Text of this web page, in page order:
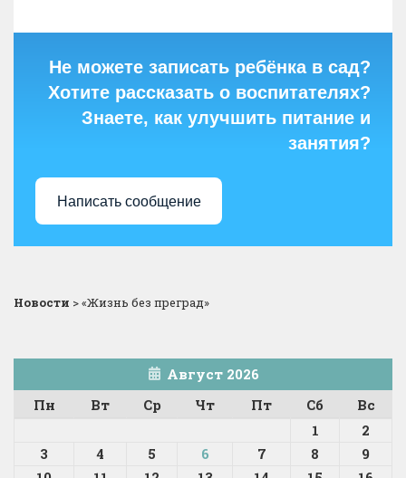
Не можете записать ребёнка в сад?
Хотите рассказать о воспитателях?
Знаете, как улучшить питание и
занятия?
Написать сообщение
Новости >«Жизнь без преград»
Август 2026
Пн
Вт Ср Чт Пт Сб
Вс
1
2
3
4 5 6 7 8
9